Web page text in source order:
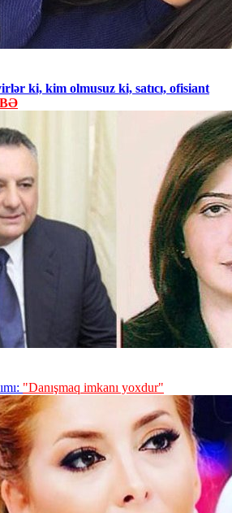
ki, kim olmusuz ki, satıcı, ofisiant
"Danışmaq imkanı yoxdur"